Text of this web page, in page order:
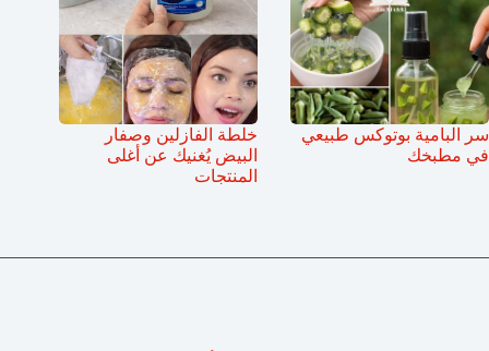
سر البامية بوتوكس طبيعي
في مطبخك
خلطة الفازلين وصفار
البيض يُغنيك عن أغلى
المنتجات